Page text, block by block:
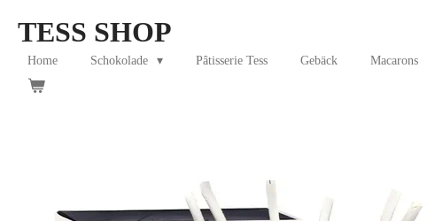
main
content
TESS SHOP
Home Schokolade Pâtisserie Tess Gebäck Macarons